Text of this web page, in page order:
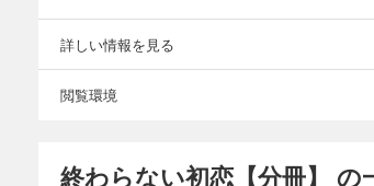
詳しい情報を見る
閲覧環境
終わらない初恋【分冊】 の